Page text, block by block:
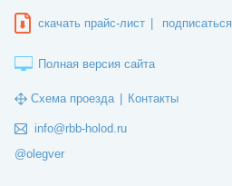
скачать прайс-лист подписаться
Полная версия сайта
Схема проезда Контакты
info@rbb-holod.ru
@olegver